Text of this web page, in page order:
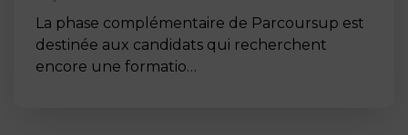
La phase complémentaire de Parcoursup est
destinée aux candidats qui recherchent
encore une formatio…